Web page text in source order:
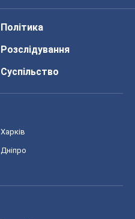
Політика
Розслідування
Суспільство
Харків
Дніпро